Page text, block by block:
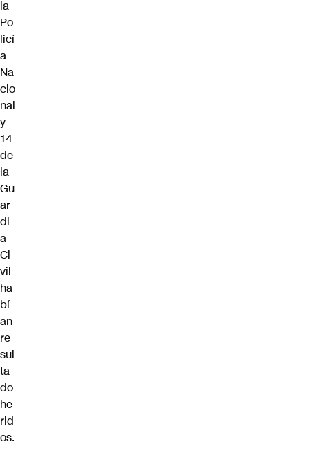
la
Po
licí
a
Na
cio
nal
y
14
de
la
Gu
ar
di
a
Ci
vil
ha
bí
an
re
sul
ta
do
he
rid
os.